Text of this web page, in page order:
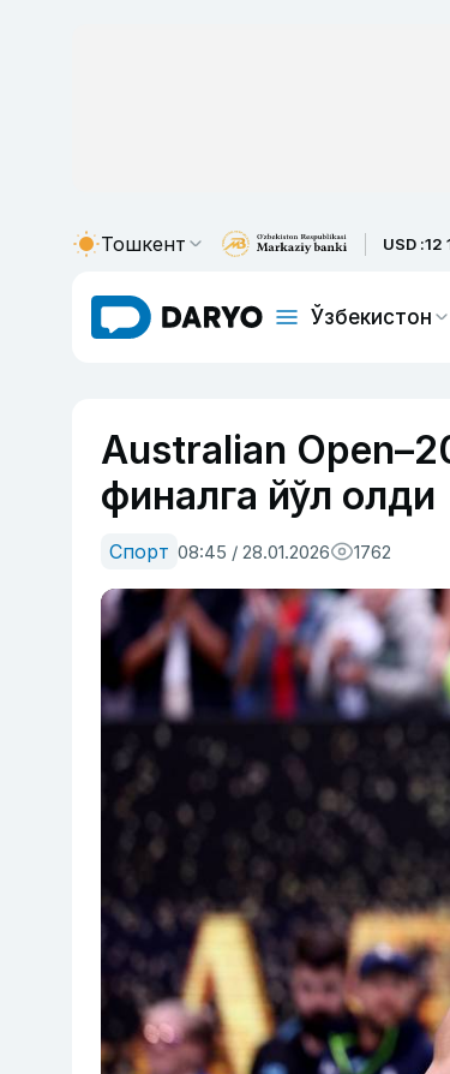
Тошкент USD :12
Ўзбекистон
Australian
финалга йўл олди
Спорт 08:45 / 28.01.2026 1762